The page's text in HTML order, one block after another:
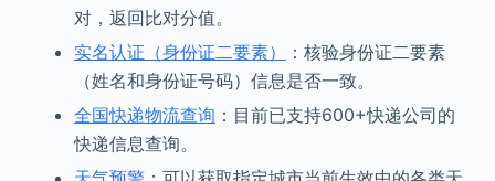
对，返回比对分值。
实名认证（身份证二要素）
：核验身份证二要素
（姓名和身份证号码）信息是否一致。
全国快递物流查询 ：目前已支持600+快递公司的
快递信息查询。